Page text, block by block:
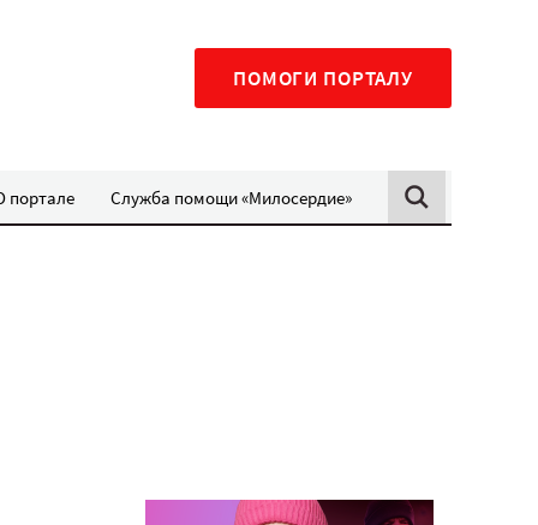
ПОМОГИ ПОРТАЛУ
портале Служба помощи «Милосердие»